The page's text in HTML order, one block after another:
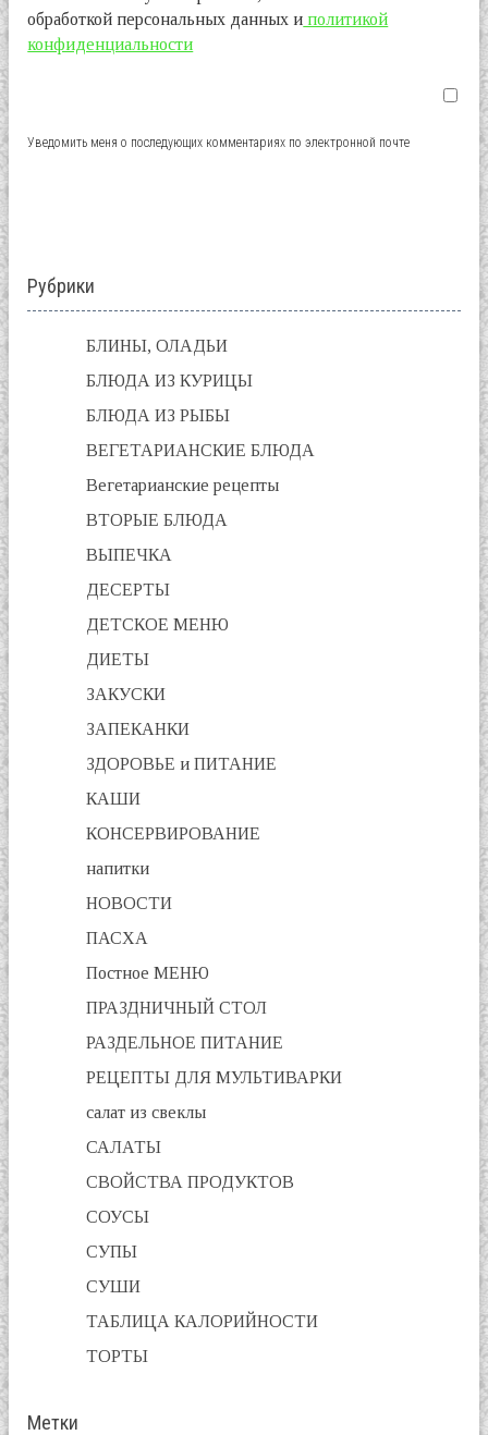
обработкой персональных данных и политикой
конфиденциальности
Уведомить меня о последующих комментариях по электронной почте
Рубрики
БЛИНЫ, ОЛАДЬИ
БЛЮДА ИЗ КУРИЦЫ
БЛЮДА ИЗ РЫБЫ
ВЕГЕТАРИАНСКИЕ БЛЮДА
Вегетарианские рецепты
ВТОРЫЕ БЛЮДА
ВЫПЕЧКА
ДЕСЕРТЫ
ДЕТСКОЕ МЕНЮ
ДИЕТЫ
ЗАКУСКИ
ЗАПЕКАНКИ
ЗДОРОВЬЕ и ПИТАНИЕ
КАШИ
КОНСЕРВИРОВАНИЕ
напитки
НОВОСТИ
ПАСХА
Постное МЕНЮ
ПРАЗДНИЧНЫЙ СТОЛ
РАЗДЕЛЬНОЕ ПИТАНИЕ
РЕЦЕПТЫ ДЛЯ МУЛЬТИВАРКИ
салат из свеклы
САЛАТЫ
СВОЙСТВА ПРОДУКТОВ
СОУСЫ
СУПЫ
СУШИ
ТАБЛИЦА КАЛОРИЙНОСТИ
ТОРТЫ
Метки